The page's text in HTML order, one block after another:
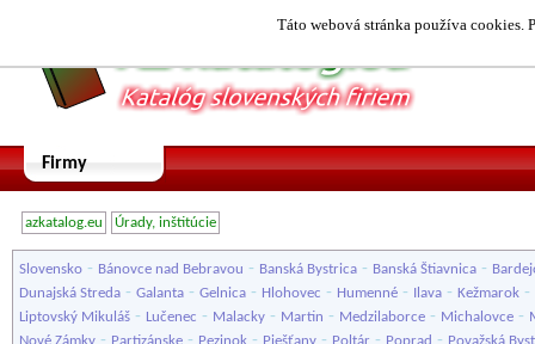
Táto webová stránka používa cookies.
Firmy
azkatalog.eu Úrady, inštitúcie
Slovensko - Bánovce nad Bebravou - Banská Bystrica - Banská Štiavnica -
Dunajská Streda - Galanta - Gelnica - Hlohovec - Humenné - Ilava - Kežmarok -
Liptovský Mikuláš - Lučenec - Malacky - Martin - Medzilaborce - Michalovce -